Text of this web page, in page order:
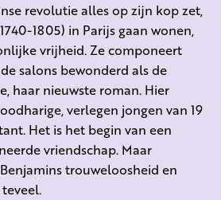
revolutie alles op zijn kop zet,
1805) in Parijs gaan wonen,
vrijheid. Ze componeert
salons bewonderd als de
haar nieuwste roman. Hier
verlegen jongen van 19
Het is het begin van een
vriendschap. Maar
trouweloosheid en